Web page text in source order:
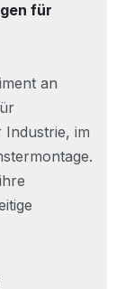
für
an
im